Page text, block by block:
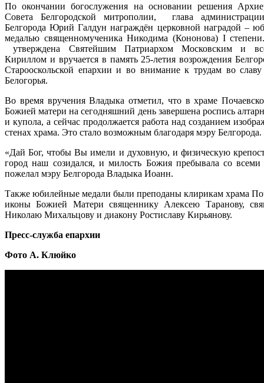
По окончании богослужения на основании решения
Совета Белгородской митрополии, глава
Белгорода Юрий Галдун награждён церковной наградой –
медалью священномученика Никодима (Кононова) I
утверждена Святейшим Патриархом Московским и
Кириллом и вручается в память 25-летия возрождения
Старооскольской епархии и во внимание к трудам во славу
Белогорья.
Во время вручения Владыка отметил, что в храме
Божией матери на сегодняшний день завершена роспись
и купола, а сейчас продолжается работа над созданием
стенах храма. Это стало возможным благодаря мэру Белгорода.
«Дай Бог, чтобы Вы имели и духовную, и физическую
город наш созидался, и милость Божия пребывала со
пожелал мэру Белгорода Владыка Иоанн.
Также юбилейные медали были преподаны клирикам храма
иконы Божией Матери священнику Алексею Таранову,
Николаю Михальцову и диакону Ростиславу Кирьянову.
Пресс-служба епархии
Фото А. Клюйко